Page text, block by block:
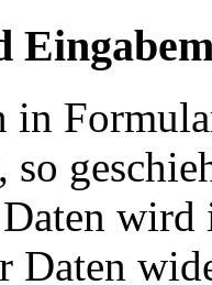
in
so
Daten